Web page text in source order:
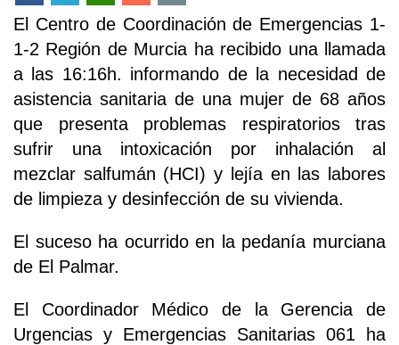
El Centro de Coordinación de Emergencias 1-
1-2 Región de Murcia ha recibido una llamada
a las 16:16h. informando de la necesidad de
asistencia sanitaria de una mujer de 68 años
que presenta problemas respiratorios tras
sufrir una intoxicación por inhalación al
mezclar salfumán (HCI) y lejía en las labores
de limpieza y desinfección de su vivienda.
El suceso ha ocurrido en la pedanía murciana
de El Palmar.
El Coordinador Médico de la Gerencia de
Urgencias y Emergencias Sanitarias 061 ha